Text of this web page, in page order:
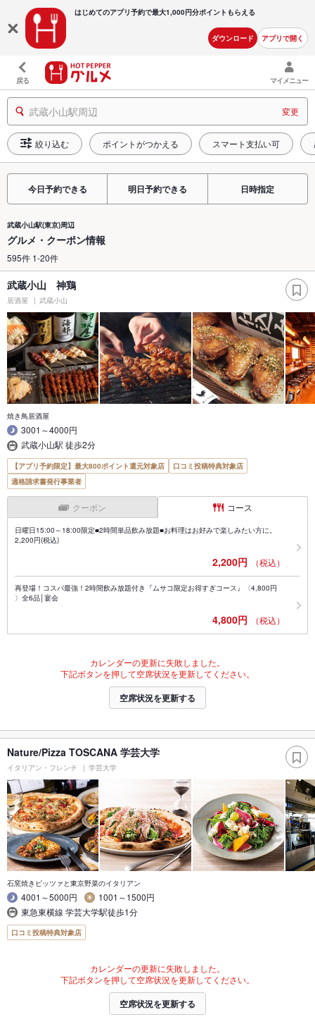
はじめてのアプリ予約で最大1,000円分ポイントもらえる
ダウンロード アプリで開く
戻る マイメニュー
武蔵小山駅周辺 変更
絞り込む ポイントがつかえる スマート支払い可
今日予約できる 明日予約できる 日時指定
武蔵小山駅(東京)周辺
グルメ・クーポン情報
595件 1-20件
武蔵小山 神鶏
居酒屋 武蔵小山
焼き鳥居酒屋
3001～4000円
武蔵小山駅 徒歩2分
【アプリ予約限定】最大800ポイント還元対象店
口コミ投稿特典対象店
適格請求書発行事業者
クーポン コース
日曜日15:00～18:00限定■2時間単品飲み放題■お料理はお好みで楽しみたい方に。
2,200円(税込)
2,200円 （税込）
再登場！コスパ最強！2時間飲み放題付き『ムサコ限定お得すぎコース』〈4,800円
〉全6品│宴会
4,800円 （税込）
カレンダーの更新に失敗しました。
下記ボタンを押して空席状況を更新してください。
空席状況を更新する
Nature/Pizza TOSCANA 学芸大学
イタリアン・フレンチ 学芸大学
石窯焼きピッツァと東京野菜のイタリアン
4001～5000円
1001～1500円
東急東横線 学芸大学駅徒歩1分
口コミ投稿特典対象店
カレンダーの更新に失敗しました。
下記ボタンを押して空席状況を更新してください。
空席状況を更新する